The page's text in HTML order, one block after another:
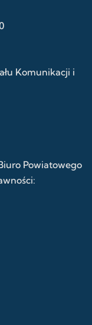
Komunikacji i
Powiatowego